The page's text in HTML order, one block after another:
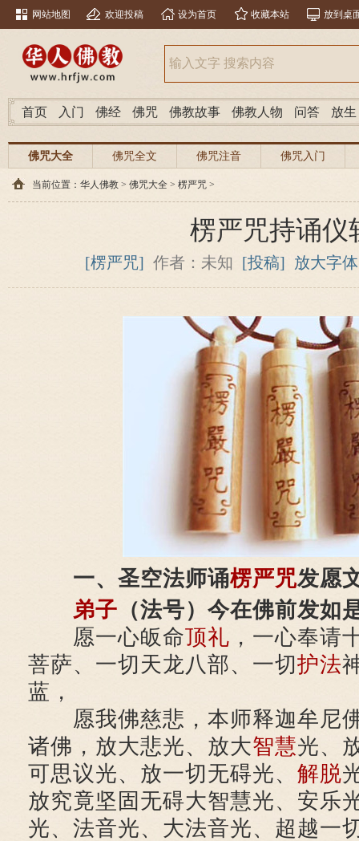
网站地图 欢迎投稿 设为首页 收藏本站 放到桌
首页 入门 佛经 佛咒 佛教故事 佛教人物 问答 放生
佛咒大全 佛咒全文 佛咒注音 佛咒入门
当前位置： 华人佛教 > 佛咒大全 > 楞严咒 >
楞严咒持诵仪
[楞严咒] 作者：未知 [投稿] 放大字体
一、圣空法师诵楞严咒发愿
弟子 （法号）今在佛前发如
愿一心皈命顶礼 ，一心奉请
菩萨、一切天龙八部、一切护法
蓝，
愿我佛慈悲，本师释迦牟尼
诸佛，放大悲光、放大智慧光、
可思议光、放一切无碍光、 解脱
放究竟坚固无碍大智慧光、安乐
光、法音光、大法音光、超越一